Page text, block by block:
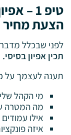
טיפ 1 –
הצעת מחיר
לפני שבכלל
תכין אפיון בסיסי.
תענה לעצמך על
מי הקהל שלי
מה המטרה
אילו עמודים
איזה